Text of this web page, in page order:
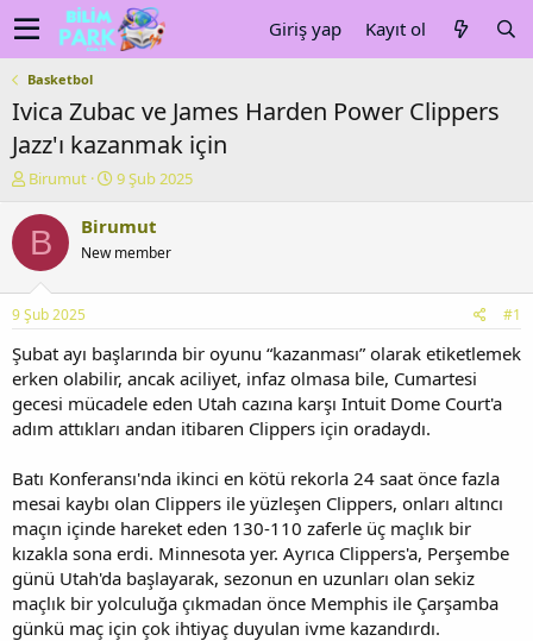
Giriş yap Kayıt ol
Basketbol
Ivica Zubac ve James Harden Power Clippers
Jazz'ı kazanmak için
K
n
u
y
b
a
ş
l
a
t
a
Birumut
B
ş
a
ç
t
a
r
i
i
9 Şub 2025
B Birumut
New member
9 Şub 2025 #1
Şubat ayı başlarında bir oyunu “kazanması” olarak etiketlemek
erken olabilir, ancak aciliyet, infaz olmasa bile, Cumartesi
gecesi mücadele eden Utah cazına karşı Intuit Dome Court'a
adım attıkları andan itibaren Clippers için oradaydı.
Batı Konferansı'nda ikinci en kötü rekorla 24 saat önce fazla
mesai kaybı olan Clippers ile yüzleşen Clippers, onları altıncı
maçın içinde hareket eden 130-110 zaferle üç maçlık bir
kızakla sona erdi. Minnesota yer. Ayrıca Clippers'a, Perşembe
günü Utah'da başlayarak, sezonun en uzunları olan sekiz
maçlık bir yolculuğa çıkmadan önce Memphis ile Çarşamba
günkü maç için çok ihtiyaç duyulan ivme kazandırdı.